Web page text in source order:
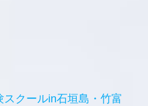
クールin石垣島・竹富